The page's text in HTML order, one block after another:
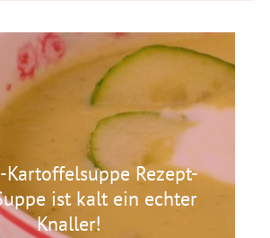
echte Hausmannskost
(Fisch)
Kartoffelsuppe Rezept-
ist kalt ein echter
Knaller!